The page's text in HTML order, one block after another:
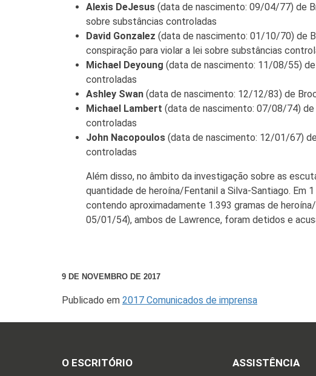
Alexis DeJesus (data de nascimento: 09/04/77) de
sobre substâncias controladas
David Gonzalez (data de nascimento: 01/10/70) de
conspiração para violar a lei sobre substâncias
Michael Deyoung (data de nascimento: 11/08/55)
controladas
Ashley Swan (data de nascimento: 12/12/83) de
Michael Lambert (data de nascimento: 07/08/74) de
controladas
John Nacopoulos (data de nascimento: 12/01/67)
controladas
Além disso, no âmbito da investigação sobre as
quantidade de heroína/Fentanil a Silva-Santiago.
contendo aproximadamente 1.393 gramas de
05/01/54), ambos de Lawrence, foram detidos e
9 DE NOVEMBRO DE 2017
Publicado em 2017 Comunicados de imprensa
O ESCRITÓRIO ASSISTÊNCIA